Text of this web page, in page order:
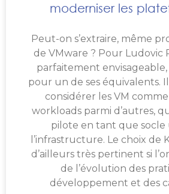
moderniser les
Peut-on s’extraire, même
de VMware ? Pour Ludovic
parfaitement
pour un de ses équivalents.
considérer les VM
workloads parmi d’autres,
pilote en tant que socle
l’infrastructure. Le choix de
d’ailleurs très pertinent si
de l’évolution des
développement et des